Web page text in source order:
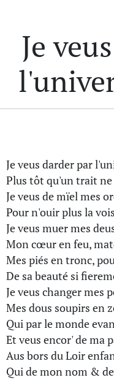
Je
Je veus darder par
Plus tôt qu'un trait ne
Je veus de mïel mes
Pour n'ouir plus la
Je veus muer mes
Mon cœur en feu,
Mes piés en tronc,
De sa beauté si
Je veus changer mes
Mes dous soupirs en
Qui par le monde
Et veus encor' de ma
Aus bors du Loir
Qui de mon nom &